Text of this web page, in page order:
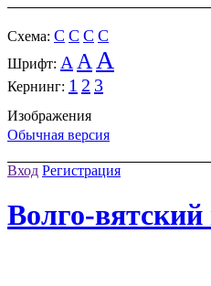
Cхема: C C C C
Шрифт: A A A
Кернинг: 1 2 3
Изображения
Обычная версия
Вход Регистрация
Волго-вятский